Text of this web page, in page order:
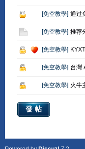
[免空教學] 通过
[免空教學] 推荐
[免空教學]
[免空教學] 台灣
[免空教學] 火牛
發帖